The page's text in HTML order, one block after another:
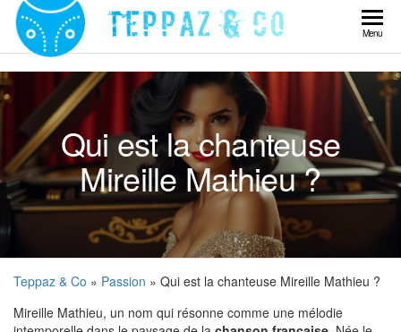
Skip
content
Teppaz
& Co
Menu
Qui est la chanteuse
Mireille Mathieu ?
Teppaz & Co » Passion » Qui est la chanteuse Mireille Mathieu ?
Mireille Mathieu, un nom qui résonne comme une mélodie